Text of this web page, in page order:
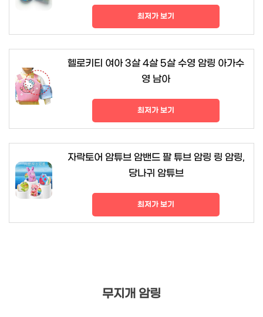
최저가 보기
헬로키티 여아 3살 4살 5살 수영 암링 아가수
영 남아
최저가 보기
자락토어 암튜브 암밴드 팔 튜브 암링 링 암링,
당나귀 암튜브
최저가 보기
무지개 암링